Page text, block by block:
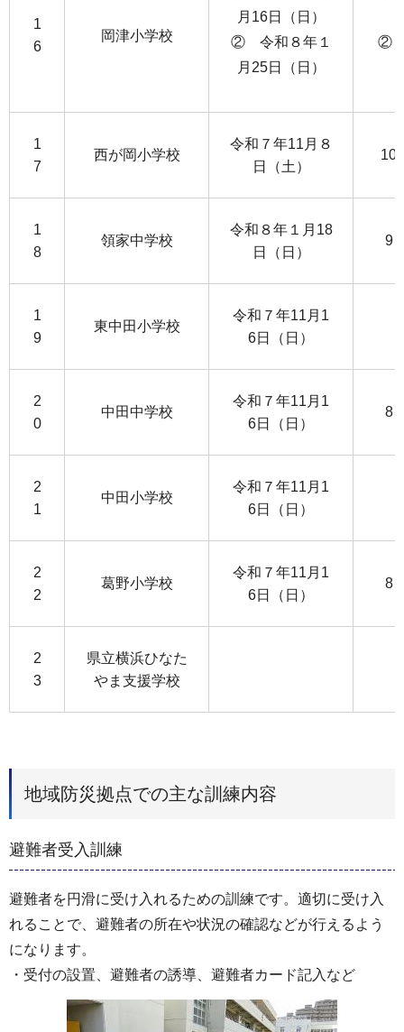
1
6
岡津小学校
月16日（日）
② 令和８年１
月25日（日）
②
1
7
西が岡小学校
令和７年11月８
日（土）
10
1
8
領家中学校
令和８年１月18
日（日）
9
1
9
東中田小学校
令和７年11月1
6日（日）
2
0
中田中学校
令和７年11月1
6日（日）
8
2
1
中田小学校
令和７年11月1
6日（日）
2
2
葛野小学校
令和７年11月1
6日（日）
8
2
3
県立横浜ひなた
やま支援学校
地域防災拠点での主な訓練内容
避難者受入訓練
避難者を円滑に受け入れるための訓練です。適切に受け入
れることで、避難者の所在や状況の確認などが行えるよう
になります。
・受付の設置、避難者の誘導、避難者カード記入など